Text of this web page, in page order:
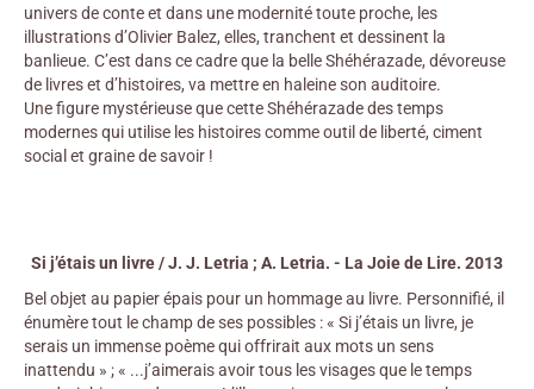
univers de conte et dans une modernité toute proche, les
illustrations d’Olivier Balez, elles, tranchent et dessinent la
banlieue. C’est dans ce cadre que la belle Shéhérazade, dévoreuse
de livres et d’histoires, va mettre en haleine son auditoire.
Une figure mystérieuse que cette Shéhérazade des temps
modernes qui utilise les histoires comme outil de liberté, ciment
social et graine de savoir !
Si j’étais un livre / J. J. Letria ; A. Letria. - La Joie de Lire. 2013
Bel objet au papier épais pour un hommage au livre. Personnifié, il
énumère tout le champ de ses possibles : « Si j’étais un livre, je
serais un immense poème qui offrirait aux mots un sens
inattendu » ; « ...j’aimerais avoir tous les visages que le temps